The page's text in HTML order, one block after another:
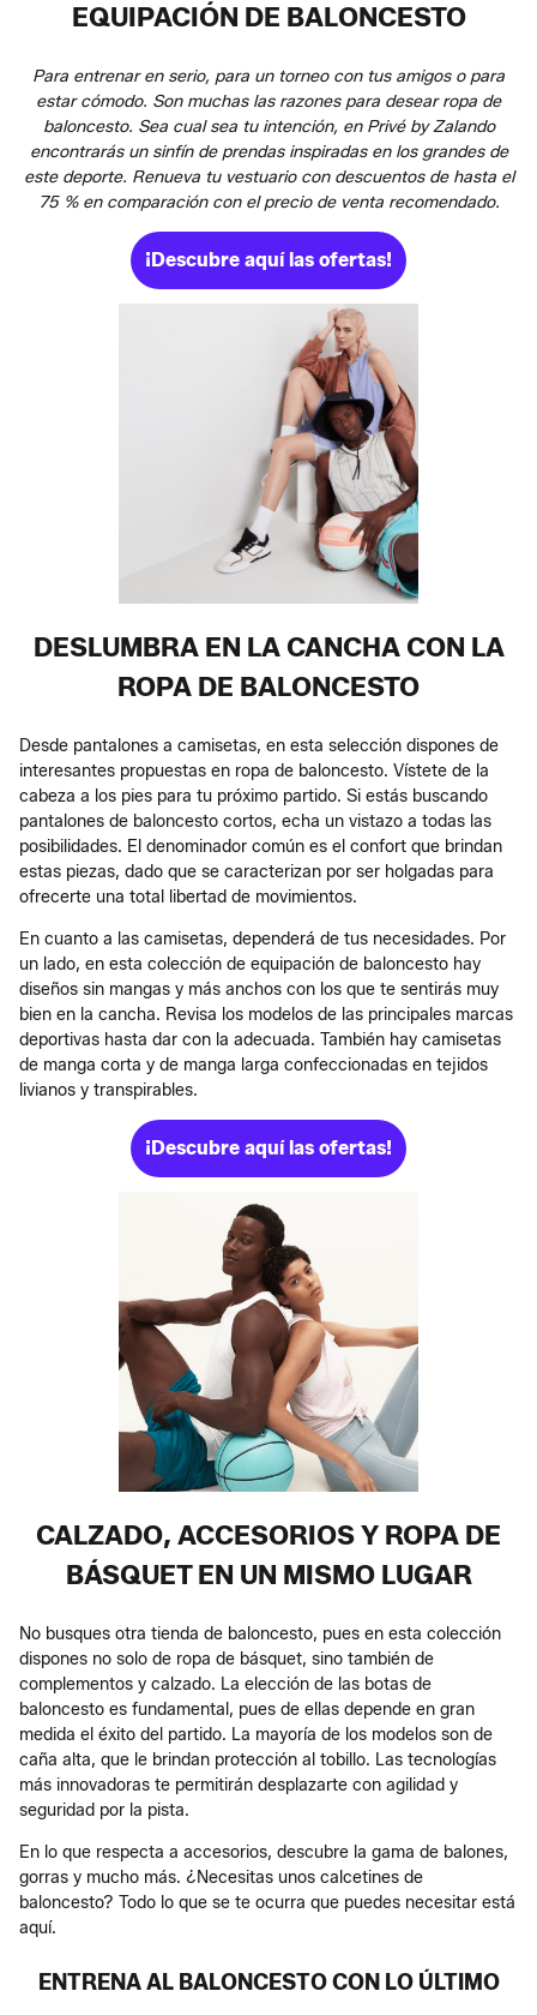
EQUIPACIÓN DE BALONCESTO
Para entrenar en serio, para un torneo con tus amigos o para
estar cómodo. Son muchas las razones para desear ropa de
baloncesto. Sea cual sea tu intención, en Privé by Zalando
encontrarás un sinfín de prendas inspiradas en los grandes de
este deporte. Renueva tu vestuario con descuentos de hasta el
75 % en comparación con el precio de venta recomendado.
¡Descubre aquí las ofertas!
DESLUMBRA EN LA CANCHA CON LA
ROPA DE BALONCESTO
Desde pantalones a camisetas, en esta selección dispones de
interesantes propuestas en ropa de baloncesto. Vístete de la
cabeza a los pies para tu próximo partido. Si estás buscando
pantalones de baloncesto cortos, echa un vistazo a todas las
posibilidades. El denominador común es el confort que brindan
estas piezas, dado que se caracterizan por ser holgadas para
ofrecerte una total libertad de movimientos.
En cuanto a las camisetas, dependerá de tus necesidades. Por
un lado, en esta colección de equipación de baloncesto hay
diseños sin mangas y más anchos con los que te sentirás muy
bien en la cancha. Revisa los modelos de las principales marcas
deportivas hasta dar con la adecuada. También hay camisetas
de manga corta y de manga larga confeccionadas en tejidos
livianos y transpirables.
¡Descubre aquí las ofertas!
CALZADO, ACCESORIOS Y ROPA DE
BÁSQUET EN UN MISMO LUGAR
No busques otra tienda de baloncesto, pues en esta colección
dispones no solo de ropa de básquet, sino también de
complementos y calzado. La elección de las botas de
baloncesto es fundamental, pues de ellas depende en gran
medida el éxito del partido. La mayoría de los modelos son de
caña alta, que le brindan protección al tobillo. Las tecnologías
más innovadoras te permitirán desplazarte con agilidad y
seguridad por la pista.
En lo que respecta a accesorios, descubre la gama de balones,
gorras y mucho más. ¿Necesitas unos calcetines de
baloncesto? Todo lo que se te ocurra que puedes necesitar está
aquí.
ENTRENA AL BALONCESTO CON LO ÚLTIMO